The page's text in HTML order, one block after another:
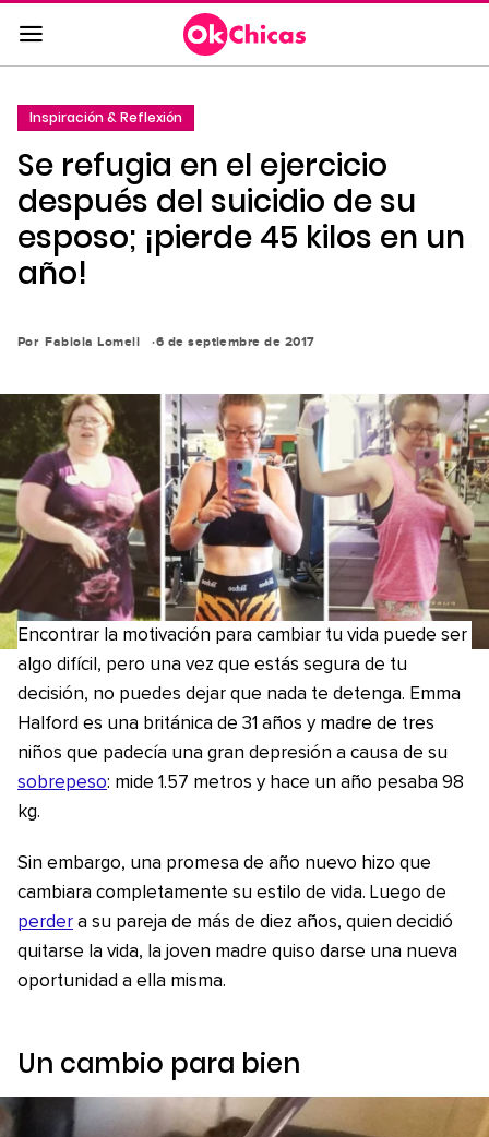
Saltar
al
contenido
a
la
navegación
principal
Inspiración & Reflexión
Se refugia en el ejercicio
después del suicidio de su
esposo; ¡pierde 45 kilos en un
año!
Por Fabiola Lomeli 6 de septiembre de 2017
Encontrar la motivación para cambiar tu vida puede ser
algo difícil, pero una vez que estás segura de tu
decisión, no puedes dejar que nada te detenga. Emma
Halford es una británica de 31 años y madre de tres
niños que padecía una gran depresión a causa de su
sobrepeso: mide 1.57 metros y hace un año pesaba 98
kg.
Sin embargo, una promesa de año nuevo hizo que
cambiara completamente su estilo de vida. Luego de
perder a su pareja de más de diez años, quien decidió
quitarse la vida, la joven madre quiso darse una nueva
oportunidad a ella misma.
Un cambio para bien